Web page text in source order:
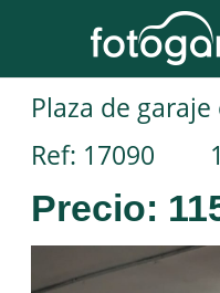
Plaza de
Ref: 17090
Precio: